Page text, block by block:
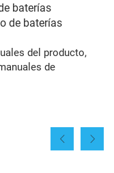
baterías
de baterías
del producto,
de